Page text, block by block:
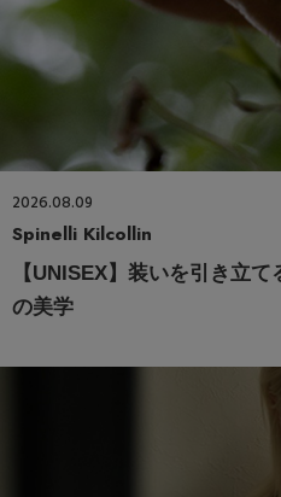
2026.08.09
Spinelli Kilcollin
【UNISEX】装いを引き立
の美学